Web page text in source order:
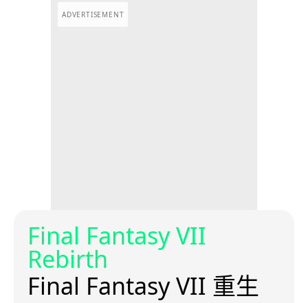
ADVERTISEMENT
Final Fantasy VII
Rebirth
Final Fantasy VII 重生